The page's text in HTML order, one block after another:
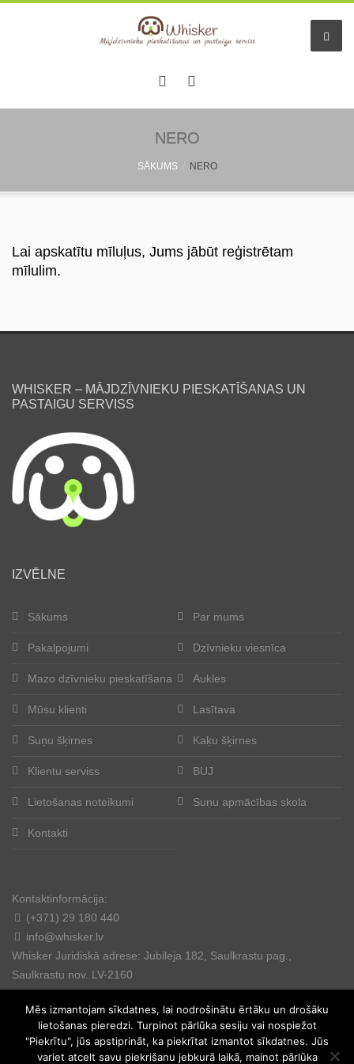
lv
NERO
SĀKUMS NERO
Lai apskatītu mīluļus, Jums jābūt reģistrētam
mīlulim.
WHISKER – MĀJDZĪVNIEKU PIESKATĪŠANAS UN
PASTAIGU SERVISS
IZVĒLNE
Sākums Par mums
Pakalpojumi Dzīvnieku viesnīca
Mazo dzīvnieku pieskatīšana Aukles
Mūsu klienti Lasītava
Suņu šķirnes Kaķu šķirnes
Klientu serviss BUJ
Lietošanas noteikumi Suņu apmācības skola
Kontakti
Kontaktinformācija:
(+371) 29 180 440
info@whisker.lv
Whisker Juridiskā adrese: Jubileja 182, Saulkrastu pag.,
Saulkrastu nov. LV-2160
Mēs izmantojam sīkdatnes, lai nodrošinātu ērtāku un drošāku
lietošanas pieredzi. Turpinot pārlūka sesiju vai nospiežot
"Piekrītu", jūs apstiprināt, ka piekrītat izmantot sīkdatnes. Jūs
variet atcelt savu piekrišanu jebkurā laikā, mainot pārlūka